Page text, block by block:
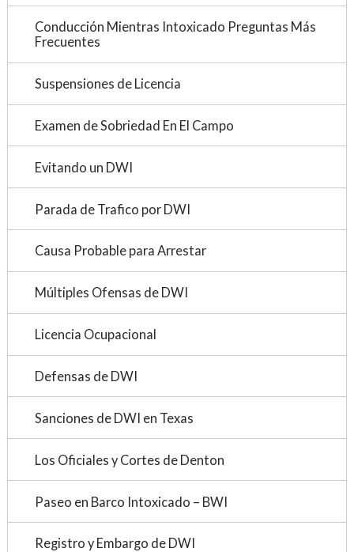
Conducción Mientras Intoxicado Preguntas Más
Frecuentes
Suspensiones de Licencia
Examen de Sobriedad En El Campo
Evitando un DWI
Parada de Trafico por DWI
Causa Probable para Arrestar
Múltiples Ofensas de DWI
Licencia Ocupacional
Defensas de DWI
Sanciones de DWI en Texas
Los Oficiales y Cortes de Denton
Paseo en Barco Intoxicado – BWI
Registro y Embargo de DWI